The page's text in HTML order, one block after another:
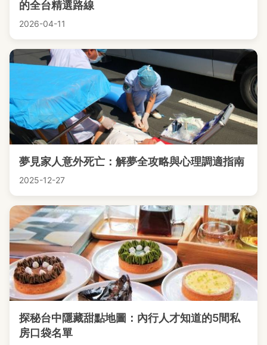
的全台精選路線
2026-04-11
夢見家人意外死亡：解夢全攻略與心理調適指南
2025-12-27
探秘台中隱藏甜點地圖：內行人才知道的5間私
房口袋名單